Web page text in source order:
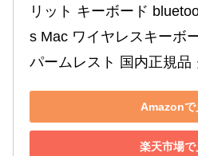
リット キーボード
s Mac ワイヤレスキーボ
パームレスト 国内正規品
Amazonで
楽天市場で